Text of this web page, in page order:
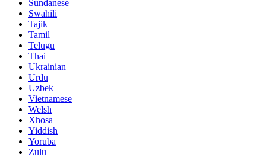
Sundanese
Swahili
Tajik
Tamil
Telugu
Thai
Ukrainian
Urdu
Uzbek
Vietnamese
Welsh
Xhosa
Yiddish
Yoruba
Zulu